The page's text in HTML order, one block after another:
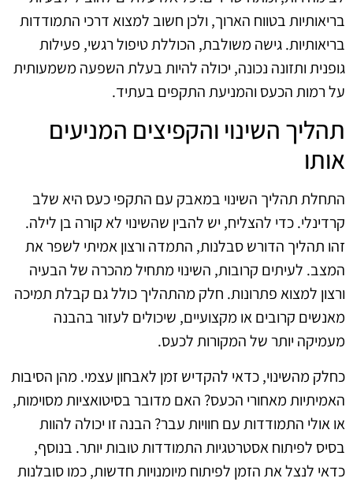
בריאותיות בטווח הארוך, ולכן חשוב למצוא דרכי התמודדות
בריאותיות. גישה משולבת, הכוללת טיפול רגשי, פעילות
גופנית ותזונה נכונה, יכולה להיות בעלת השפעה משמעותית
על רמות הכעס והמניעת התקפים בעתיד.
תהליך השינוי והקפיצים המניעים
אותו
התחלת תהליך השינוי במאבק עם התקפי כעס היא שלב
קרדינלי. כדי להצליח, יש להבין שהשינוי לא קורה בן לילה.
זהו תהליך הדורש סבלנות, התמדה ורצון אמיתי לשפר את
המצב. לעיתים קרובות, השינוי מתחיל מהכרה של הבעיה
ורצון למצוא פתרונות. חלק מהתהליך כולל גם קבלת תמיכה
מאנשים קרובים או מקצועיים, שיכולים לעזור בהבנה
מעמיקה יותר של המקורות לכעס.
כחלק מהשינוי, כדאי להקדיש זמן לאבחון עצמי. מהן הסיבות
האמיתיות מאחורי הכעס? האם מדובר בסיטואציות מסוימות,
או אולי התמודדות עם חוויות עבר? הבנה זו יכולה להוות
בסיס לפיתוח אסטרטגיות התמודדות טובות יותר. בנוסף,
כדאי לנצל את הזמן לפיתוח מיומנויות חדשות, כמו סובלנות